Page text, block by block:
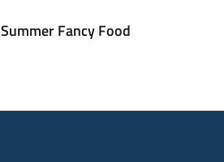
Summer Fancy Food